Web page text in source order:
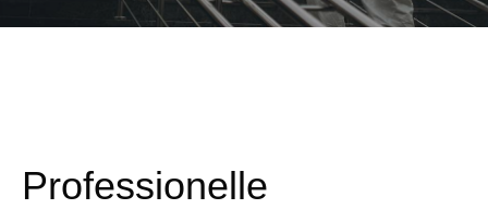
Professionelle